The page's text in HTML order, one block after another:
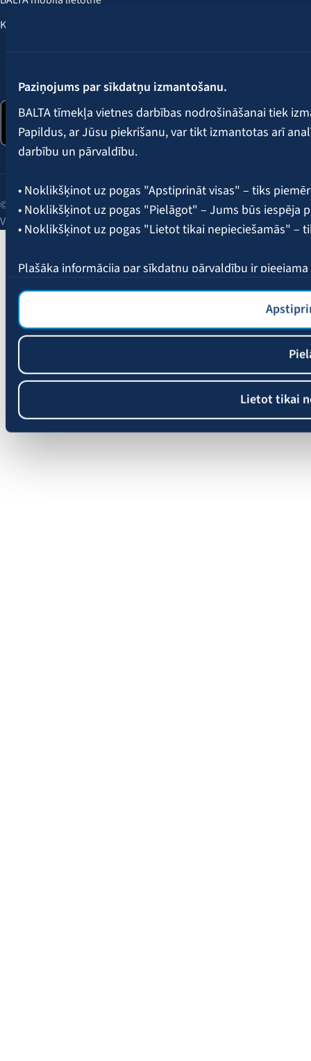
Paziņojums par sīkdatņu izmantošanu.
BALTA tīmekļa vietnes darbības nodrošināšanai tiek
Papildus, ar Jūsu piekrišanu, var tikt izmantotas arī
darbību un pārvaldību.
• Noklikšķinot uz pogas "Apstiprināt visas" – tiks
• Noklikšķinot uz pogas "Pielāgot" – Jums būs iespēja
• Noklikšķinot uz pogas "Lietot tikai nepieciešamās" –
Plašāka informācija par sīkdatņu pārvaldību ir pieejama
Lietot tikai
Klientu labumi
© 2026 AAS BALTA | Skanstes iela 25, Rīga, LV-1013, Latvija.
Vienotais reģ. Nr. 40003049409.